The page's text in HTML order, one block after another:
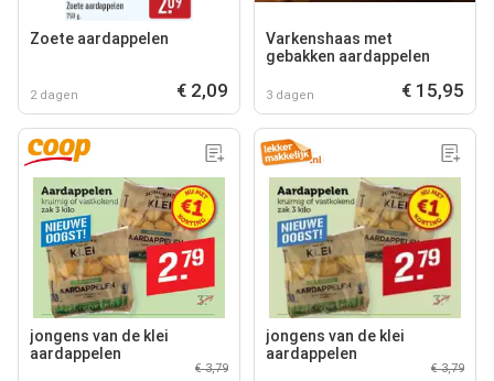
Zoete aardappelen
2 dagen € 2,09
Varkenshaas met
gebakken aardappelen
3 dagen € 15,95
jongens van de klei
aardappelen
€ 3,79
jongens van de klei
aardappelen
€ 3,79